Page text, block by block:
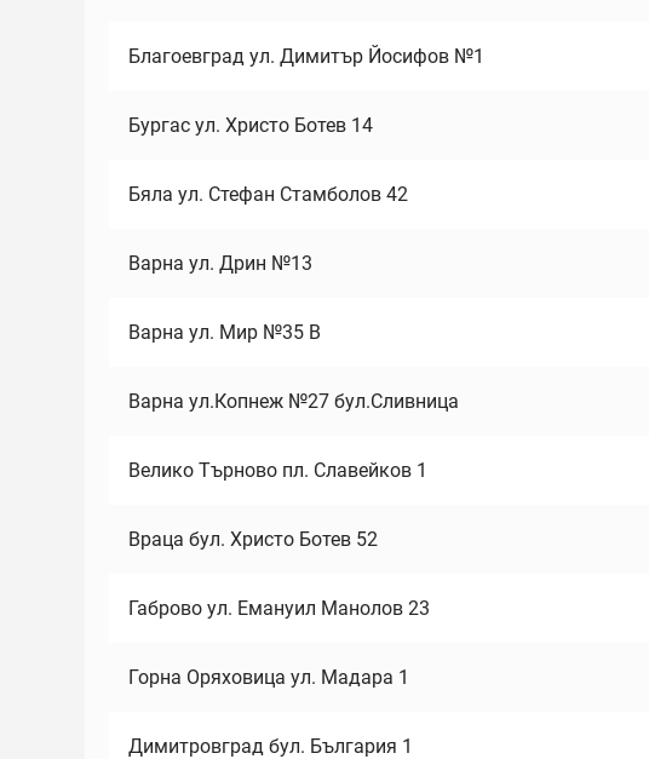
Благоевград ул. Димитър Йосифов №1
Бургас ул. Христо Ботев 14
Бяла ул. Стефан Стамболов 42
Варна ул. Дрин №13
Варна ул. Мир №35 В
Варна ул.Копнеж №27 бул.Сливница
Велико Търново пл. Славейков 1
Враца бул. Христо Ботев 52
Габрово ул. Емануил Манолов 23
Горна Оряховица ул. Мадара 1
Димитровград бул. България 1